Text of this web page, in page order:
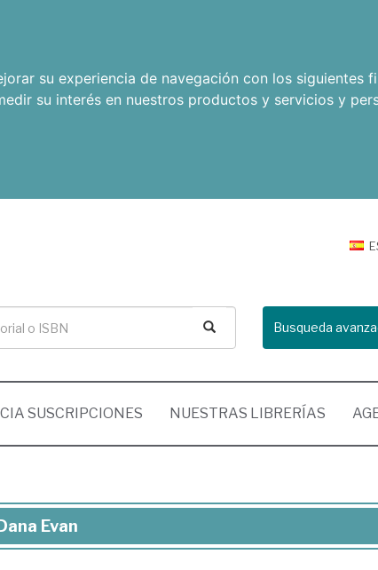
su experiencia de navegación con los siguientes
su interés en nuestros productos y servicios y
Busqueda
SUSCRIPCIONES NUESTRAS LIBRERÍAS
Evan